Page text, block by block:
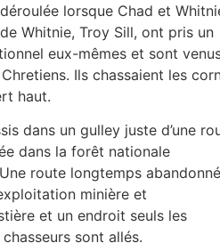
déroulée lorsque Chad et
Whitnie, Troy Sill, ont pris un
eux-mêmes et sont
Ils chassaient les
haut.
dans un gulley juste d’une
dans la forêt nationale
route longtemps
minière et
et un endroit seuls les
sont allés.